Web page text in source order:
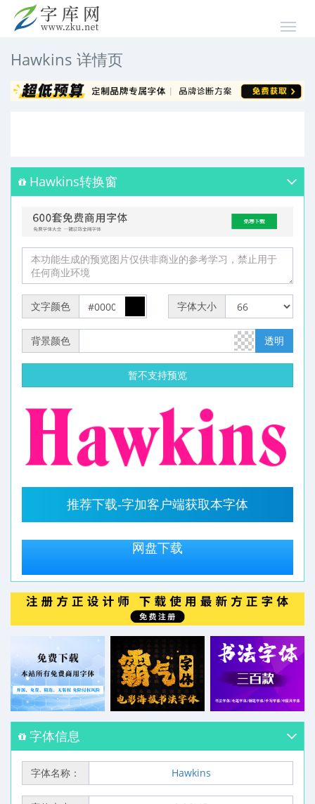
Hawkins 详情页
Hawkins转换窗
文字颜色 字体大小
背景颜色 透明
暂不支持预览
推荐下载-字加客户端获取本字体
网盘下载
字体信息
字体名称： Hawkins